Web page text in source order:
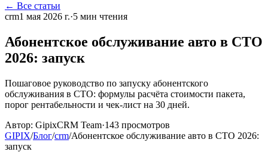
← Все статьи
crm1 мая 2026 г.·5 мин чтения
Абонентское обслуживание авто в СТО
2026: запуск
Пошаговое руководство по запуску абонентского
обслуживания в СТО: формулы расчёта стоимости пакета,
порог рентабельности и чек-лист на 30 дней.
Автор: GipixCRM Team·143 просмотров
GIPIX/Блог/crm/Абонентское обслуживание авто в СТО 2026:
запуск